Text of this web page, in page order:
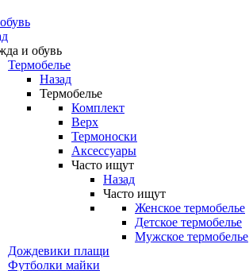
и обувь
Термобелье
Назад
Термобелье
Комплект
Верх
Термоноски
Аксессуары
Часто ищут
Назад
Часто ищут
Женское термобелье
Детское термобелье
Мужское термобелье
Дождевики плащи
Футболки майки